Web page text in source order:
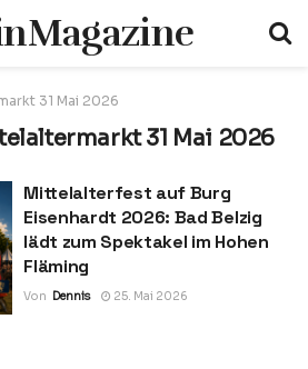
31 Mai 2026
31 Mai 2026
Mittelalterfest auf Burg
Eisenhardt 2026: Bad Belzig
lädt zum Spektakel im Hohen
Fläming
Von Dennis 25. Mai 2026